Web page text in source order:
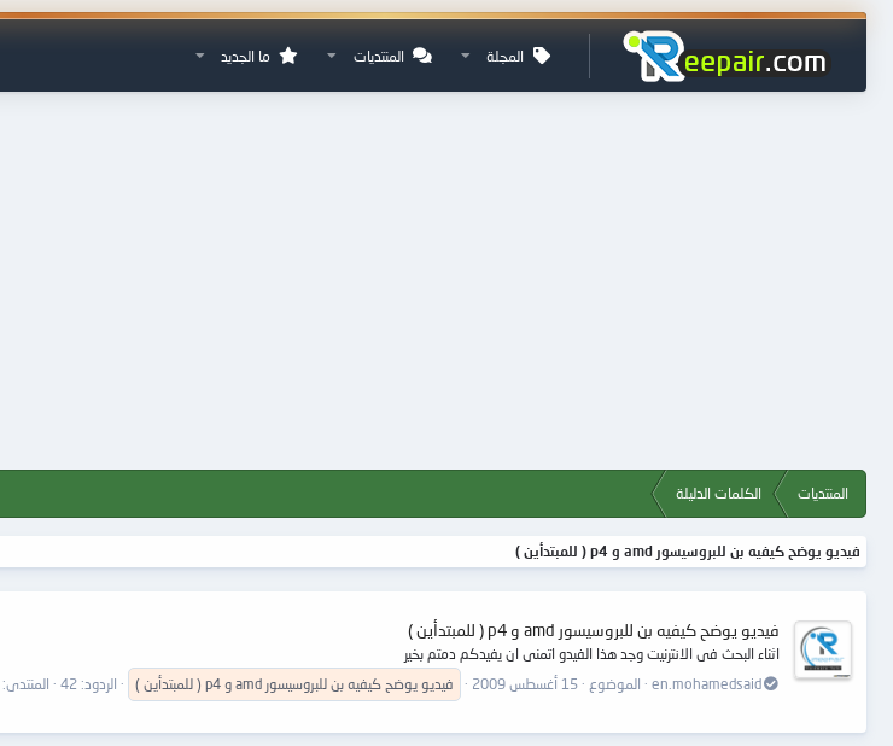
المجلة المنتديات ما الجديد
المنتديات الكلمات الدليلة
فيديو يوضح كيفيه بن للبروسيسور amd و p4 ( للمبتدأين )
فيديو يوضح كيفيه بن للبروسيسور amd و p4 ( للمبتدأين )
اثناء البحث فى الانترنيت وجد هذا الفيدو اتمنى ان يفيدكم دمتم بخير
en.mohamedsaid
الموضوع 15 أغسطس 2009 فيديو يوضح كيفيه بن للبروسيسور amd و p4
( للمبتدأين ) الردود: 42 المنتدى: